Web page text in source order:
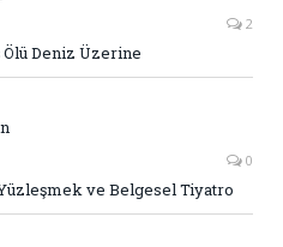
2
Deniz Üzerine
0
ve Belgesel Tiyatro